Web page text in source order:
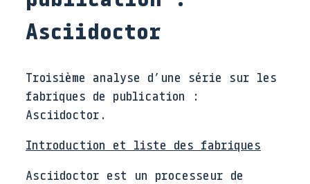
Asciidoctor
Troisième analyse d’une série sur les
fabriques de publication :
Asciidoctor.
Introduction et liste des fabriques
Asciidoctor est un processeur de